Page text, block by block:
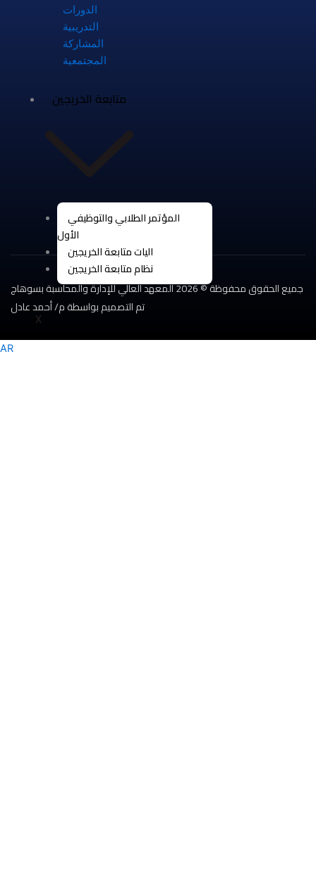
الدورات
التدريبية
المشاركة
المجتمعية
متابعة الخريجين
المؤتمر الطلابي والتوظيفي
الأول
اليات متابعة الخريجين
نظام متابعة الخريجين
X
جميع الحقوق محفوظة © 2026 المعهد العالي للإدارة والمحاسبة بسوهاج
تم التصميم بواسطة م/ أحمد عادل
AR